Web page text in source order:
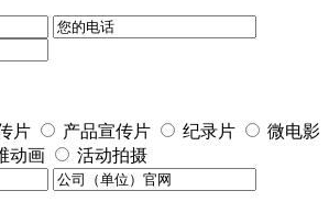
片 产品宣传片 纪录片
微电影
动画 活动拍摄